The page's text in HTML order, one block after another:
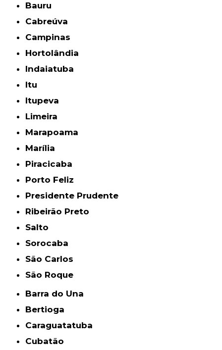
Bauru
Cabreúva
Campinas
Hortolândia
Indaiatuba
Itu
Itupeva
Limeira
Marapoama
Marília
Piracicaba
Porto Feliz
Presidente Prudente
Ribeirão Preto
Salto
Sorocaba
São Carlos
São Roque
Barra do Una
Bertioga
Caraguatatuba
Cubatão